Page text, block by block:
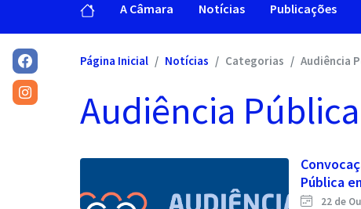
A Câmara Notícias Publicações
Página Inicial Notícias Categorias Audiência
Audiência Pública
Pública
22 de